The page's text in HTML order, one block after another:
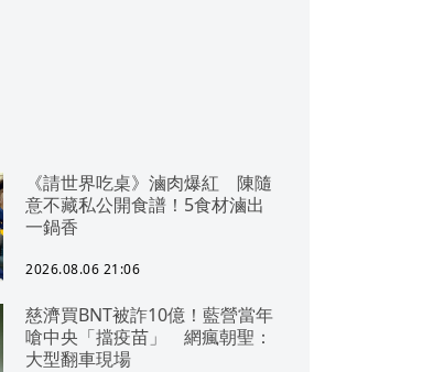
《請世界吃桌》滷肉爆紅 陳隨
意不藏私公開食譜！5食材滷出
一鍋香
2026.08.06 21:06
慈濟買BNT被詐10億！藍營當年
嗆中央「擋疫苗」 網瘋朝聖：
大型翻車現場